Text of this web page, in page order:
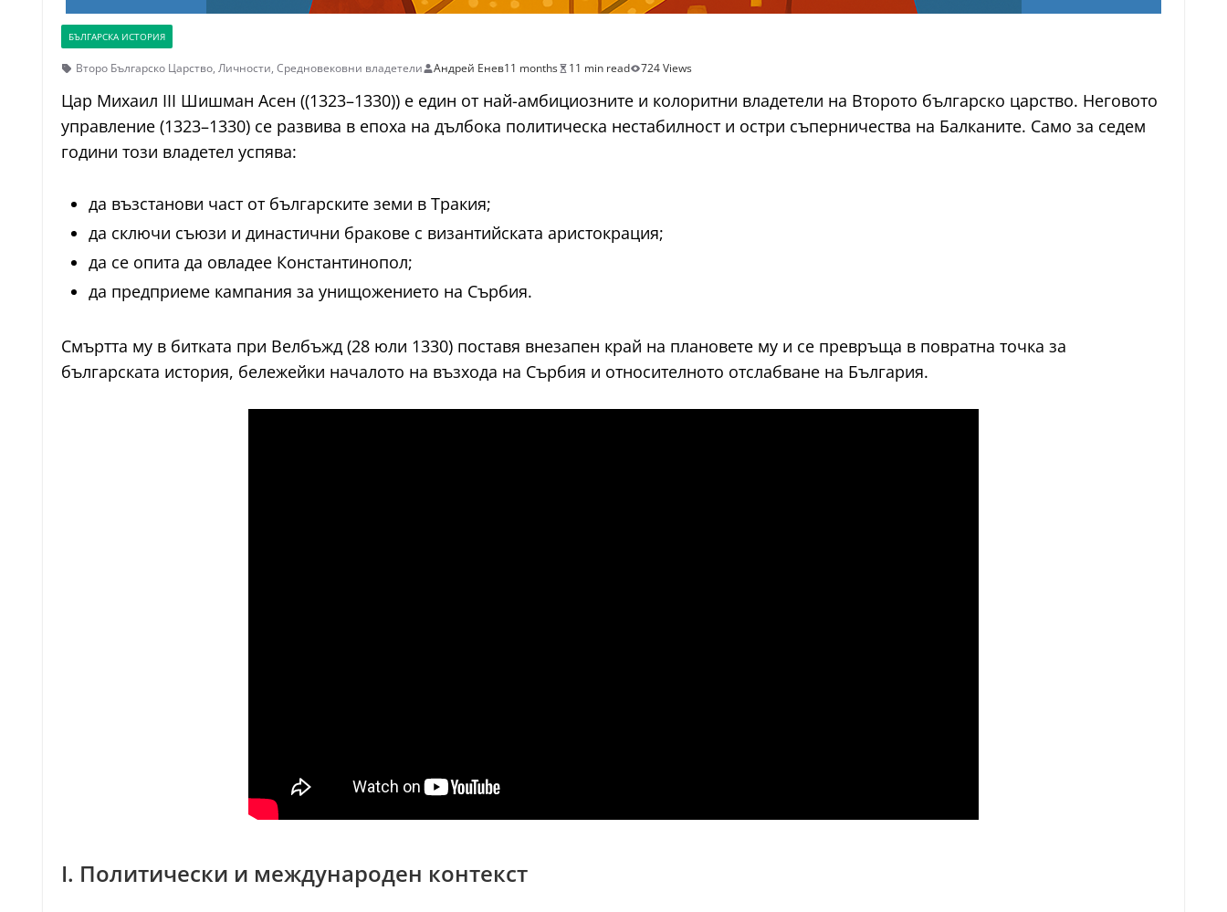
БЪЛГАРСКА ИСТОРИЯ
Второ Българско Царство, Личности, Средновековни владетели Андрей Енев11 months 11 min read 724 Views
Цар Михаил III Шишман Асен ((1323–1330)) е един от най-амбициозните и колоритни владетели на Второто българско царство. Неговото
управление (1323–1330) се развива в епоха на дълбока политическа нестабилност и остри съперничества на Балканите. Само за седем
години този владетел успява:
да възстанови част от българските земи в Тракия;
да сключи съюзи и династични бракове с византийската аристокрация;
да се опита да овладее Константинопол;
да предприеме кампания за унищожението на Сърбия.
Смъртта му в битката при Велбъжд (28 юли 1330) поставя внезапен край на плановете му и се превръща в повратна точка за
българската история, бележейки началото на възхода на Сърбия и относителното отслабване на България.
I. Политически и международен контекст